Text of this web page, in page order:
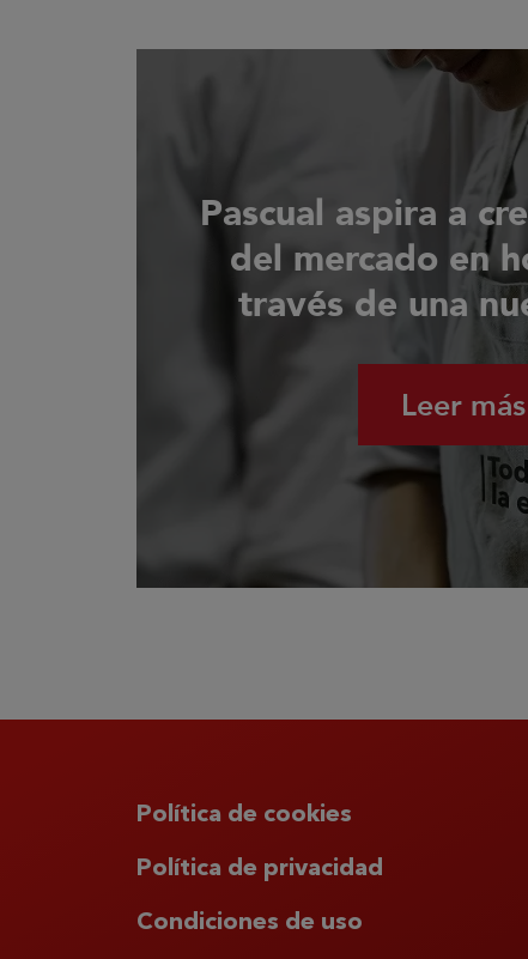
Pascual aspira a
del mercado en
través de una
Leer más
Política de cookies
Política de privacidad
Condiciones de uso